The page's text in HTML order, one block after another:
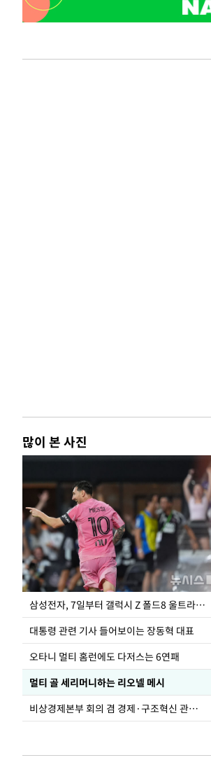
많이 본 사진
삼성전자, 7일부터 갤럭시 Z 폴드8 울트라·폴드8·플립8 출시
대통령 관련 기사 들어보이는 장동혁 대표
오타니 멀티 홈런에도 다저스는 6연패
멀티 골 세리머니하는 리오넬 메시
비상경제본부 회의 겸 경제·구조혁신 관계장관회의